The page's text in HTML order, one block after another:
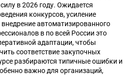
в 2026 году. Ожидается
конкурсов, усиление
автоматизированного
в по всей России это
адаптации, чтобы
соответствие закупочных
разбираются типичные ошибки и
важно для организаций,